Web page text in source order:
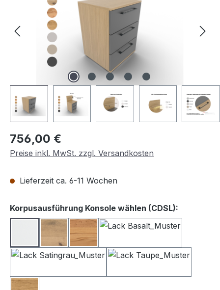
Regulärer Preis:
756,00 €
Preise inkl. MwSt. zzgl. Versandkosten
Lieferzeit ca. 6-11 Wochen
Korpusausführung Konsole wählen (CDSL):
BalkeneicheKernbuche